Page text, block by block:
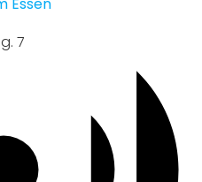
Essen
7